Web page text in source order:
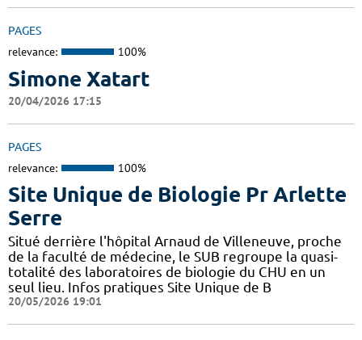
PAGES
relevance: 100%
Simone Xatart
20/04/2026 17:15
PAGES
relevance: 100%
Site Unique de Biologie Pr Arlette
Serre
Situé derrière l'hôpital Arnaud de Villeneuve, proche
de la faculté de médecine, le SUB regroupe la quasi-
totalité des laboratoires de biologie du CHU en un
seul lieu. Infos pratiques Site Unique de B
20/05/2026 19:01